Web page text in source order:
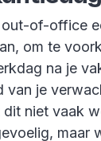
of-office
om te
na je
van je
niet vaak
maar